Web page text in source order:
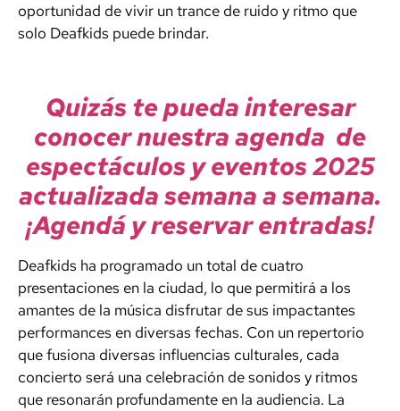
oportunidad de vivir un trance de ruido y ritmo que
solo Deafkids puede brindar.
Quizás te pueda interesar
conocer nuestra agenda de
espectáculos y eventos 2025
actualizada semana a semana.
¡Agendá y reservar entradas!
Deafkids ha programado un total de cuatro
presentaciones en la ciudad, lo que permitirá a los
amantes de la música disfrutar de sus impactantes
performances en diversas fechas. Con un repertorio
que fusiona diversas influencias culturales, cada
concierto será una celebración de sonidos y ritmos
que resonarán profundamente en la audiencia. La